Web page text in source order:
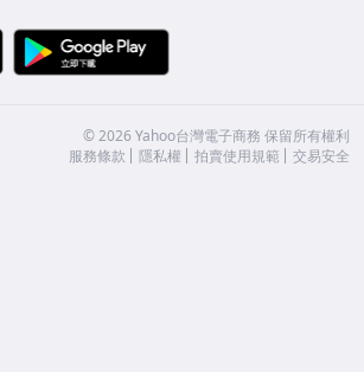
APP Store
©2026 Yahoo台灣電子商務 保留所有權利
服務條款
隱私權 拍賣使用規範 交易安全